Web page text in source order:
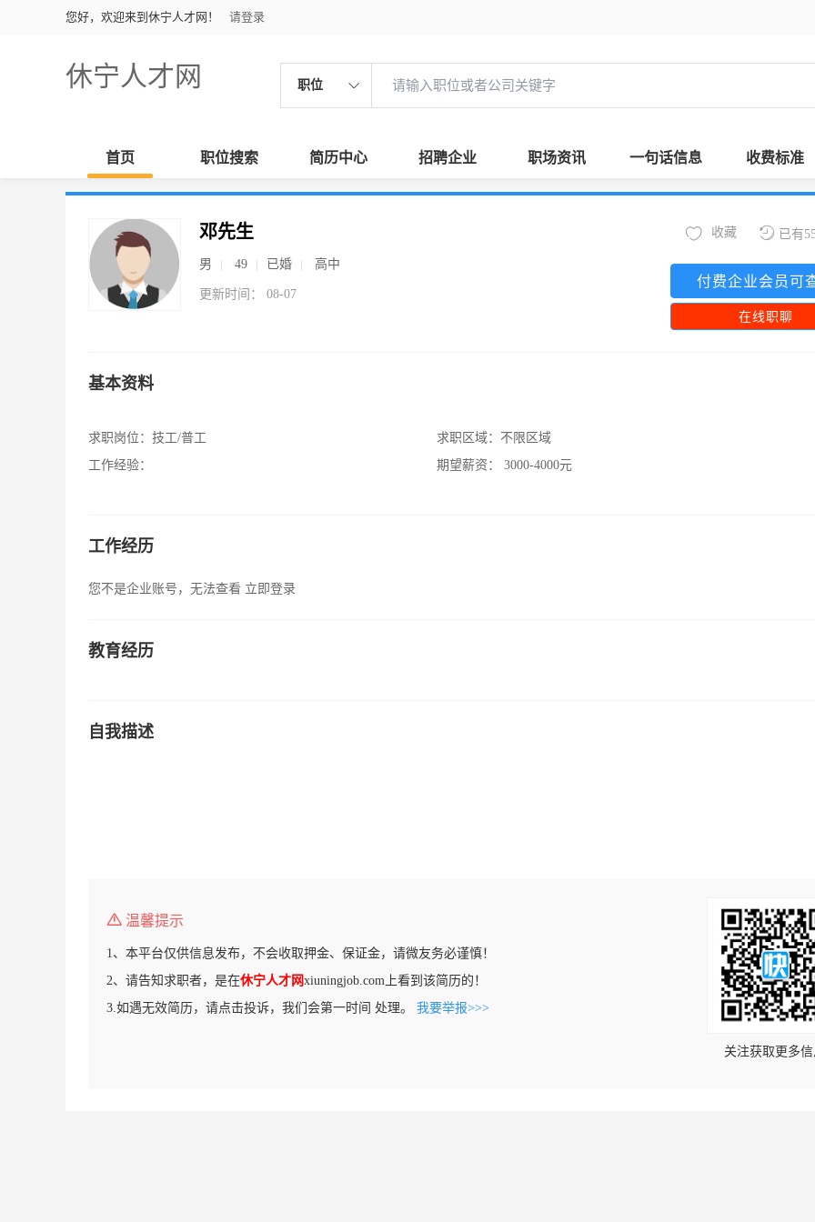
您好，欢迎来到休宁人才网！ 请登录
休宁人才网 职位
首页 职位搜索 简历中心 招聘企业 职场资讯 一句话信息 收费标准
邓先生
男 49 已婚 高中
更新时间： 08-07
已有
收藏
付费企业会员可
在线职聊
基本资料
求职岗位： 技工/普工
工作经验：
求职区域： 不限区域
期望薪资：
3000-4000元
工作经历
您不是企业账号，无法查看 立即登录
教育经历
自我描述
温馨提示
1、本平台仅供信息发布，不会收取押金、保证金，请微友务必谨慎！
2、请告知求职者，是在休宁人才网xiuningjob.com上看到该简历的！
3.如遇无效简历，请点击投诉，我们会第一时间 处理。 我要举报>>>
关注获取更多